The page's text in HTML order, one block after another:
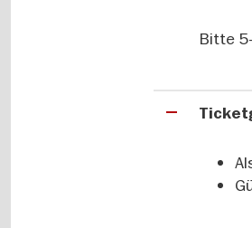
Zeit von
✔ König
✔ Zeit der
✔ Charité
✔ Charité
Bitte